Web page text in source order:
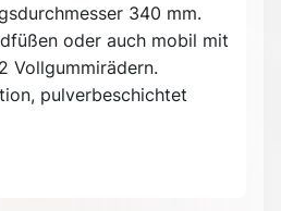
340 mm.
oder auch mobil mit
Vollgummirädern.
pulverbeschichtet